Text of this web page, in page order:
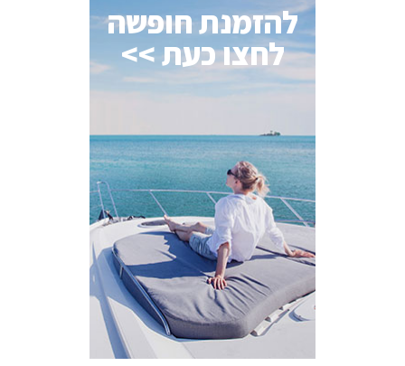
להזמנת חופשה
לחצו כעת >>
AI Assistant
איך אפשר לעזור?
בחר אחת מהאפשרויות.